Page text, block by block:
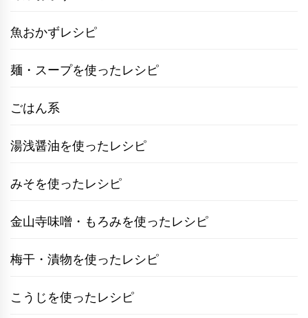
魚おかずレシピ
麺・スープを使ったレシピ
ごはん系
湯浅醤油を使ったレシピ
みそを使ったレシピ
金山寺味噌・もろみを使ったレシピ
梅干・漬物を使ったレシピ
こうじを使ったレシピ